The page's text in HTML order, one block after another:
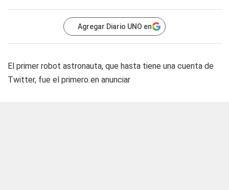
Agregar Diario UNO en
El primer robot astronauta, que hasta tiene una cuenta de
Twitter, fue el primero en anunciar